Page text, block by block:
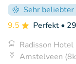
Sehr beliebter
9.5
Perfekt •
Radisson
Amstelveen